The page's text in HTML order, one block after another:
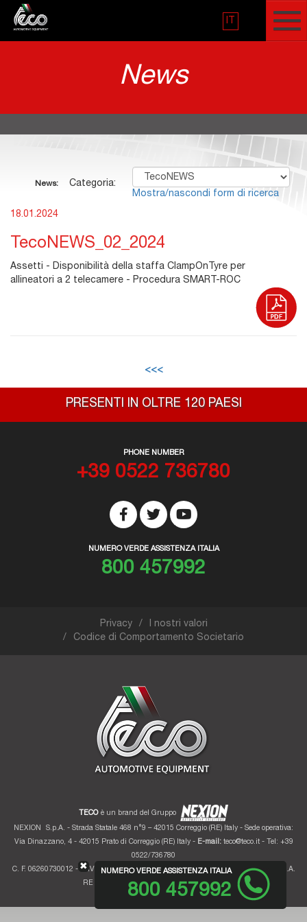
IT
News
News: Categoria:
Mostra/nascondi form di ricerca
18.01.2024
TecoNEWS_02_2024
Assetti - Disponibilità della staffa ClampOnTyre per
allineatori a 2 telecamere - Procedura SMART-ROC
<<<
PRESENTI IN OLTRE 120 PAESI
PHONE NUMBER
+39 0522 736780
NUMERO VERDE ASSISTENZA ITALIA
800 457992
Privacy
I nostri valori
Codice di Comportamento Societario
TECO è un brand del Gruppo
NEXION
S.p.A. - Strada Statale 468 n°9 – 42015 Correggio (RE) Italy - Sede operativa:
Via Dinazzano, 4 - 42015 Prato di Correggio (RE) Italy - E-mail: teco@teco.it- Tel: +39
0522/736780
C. F. 06260730012 - P. IVA 01700320359 - Registro imprese RE 06260730012 - R.E.A.
RE 207099 - Cap. Soc. Euro 10.000.000 i.v.
✖ NUMERO VERDE ASSISTENZA ITALIA
800 457992